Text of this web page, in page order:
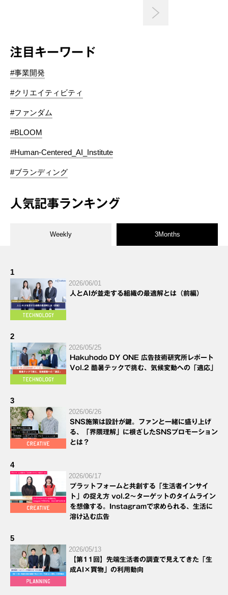
注目キーワード
#事業開発
#クリエイティビティ
#ファンダム
#BLOOM
#Human-Centered_AI_Institute
#ブランディング
人気記事ランキング
Weekly 3Months
1
2026/06/01
人とAIが並走する組織の最適解とは（前編）
2
2026/05/25
Hakuhodo DY ONE 広告技術研究所レポート
Vol.2 酷暑テックで挑む、気候変動への「適応」
3
2026/06/26
SNS施策は設計が鍵。ファンと一緒に盛り上げ
る、「界隈理解」に根ざしたSNSプロモーション
とは？
4
2026/06/17
プラットフォームと共創する「生活者インサイ
ト」の捉え方 vol.2～ターゲットのタイムライン
を想像する。Instagramで求められる、生活に
溶け込む広告
5
2026/05/13
【第11回】先端生活者の調査で見えてきた「生
成AI×買物」の利用動向